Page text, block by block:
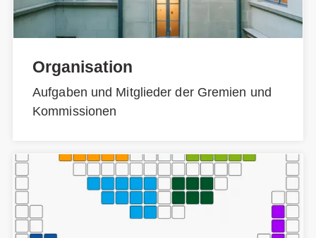
Organisation
Aufgaben und Mitglieder der Gremien und
Kommissionen